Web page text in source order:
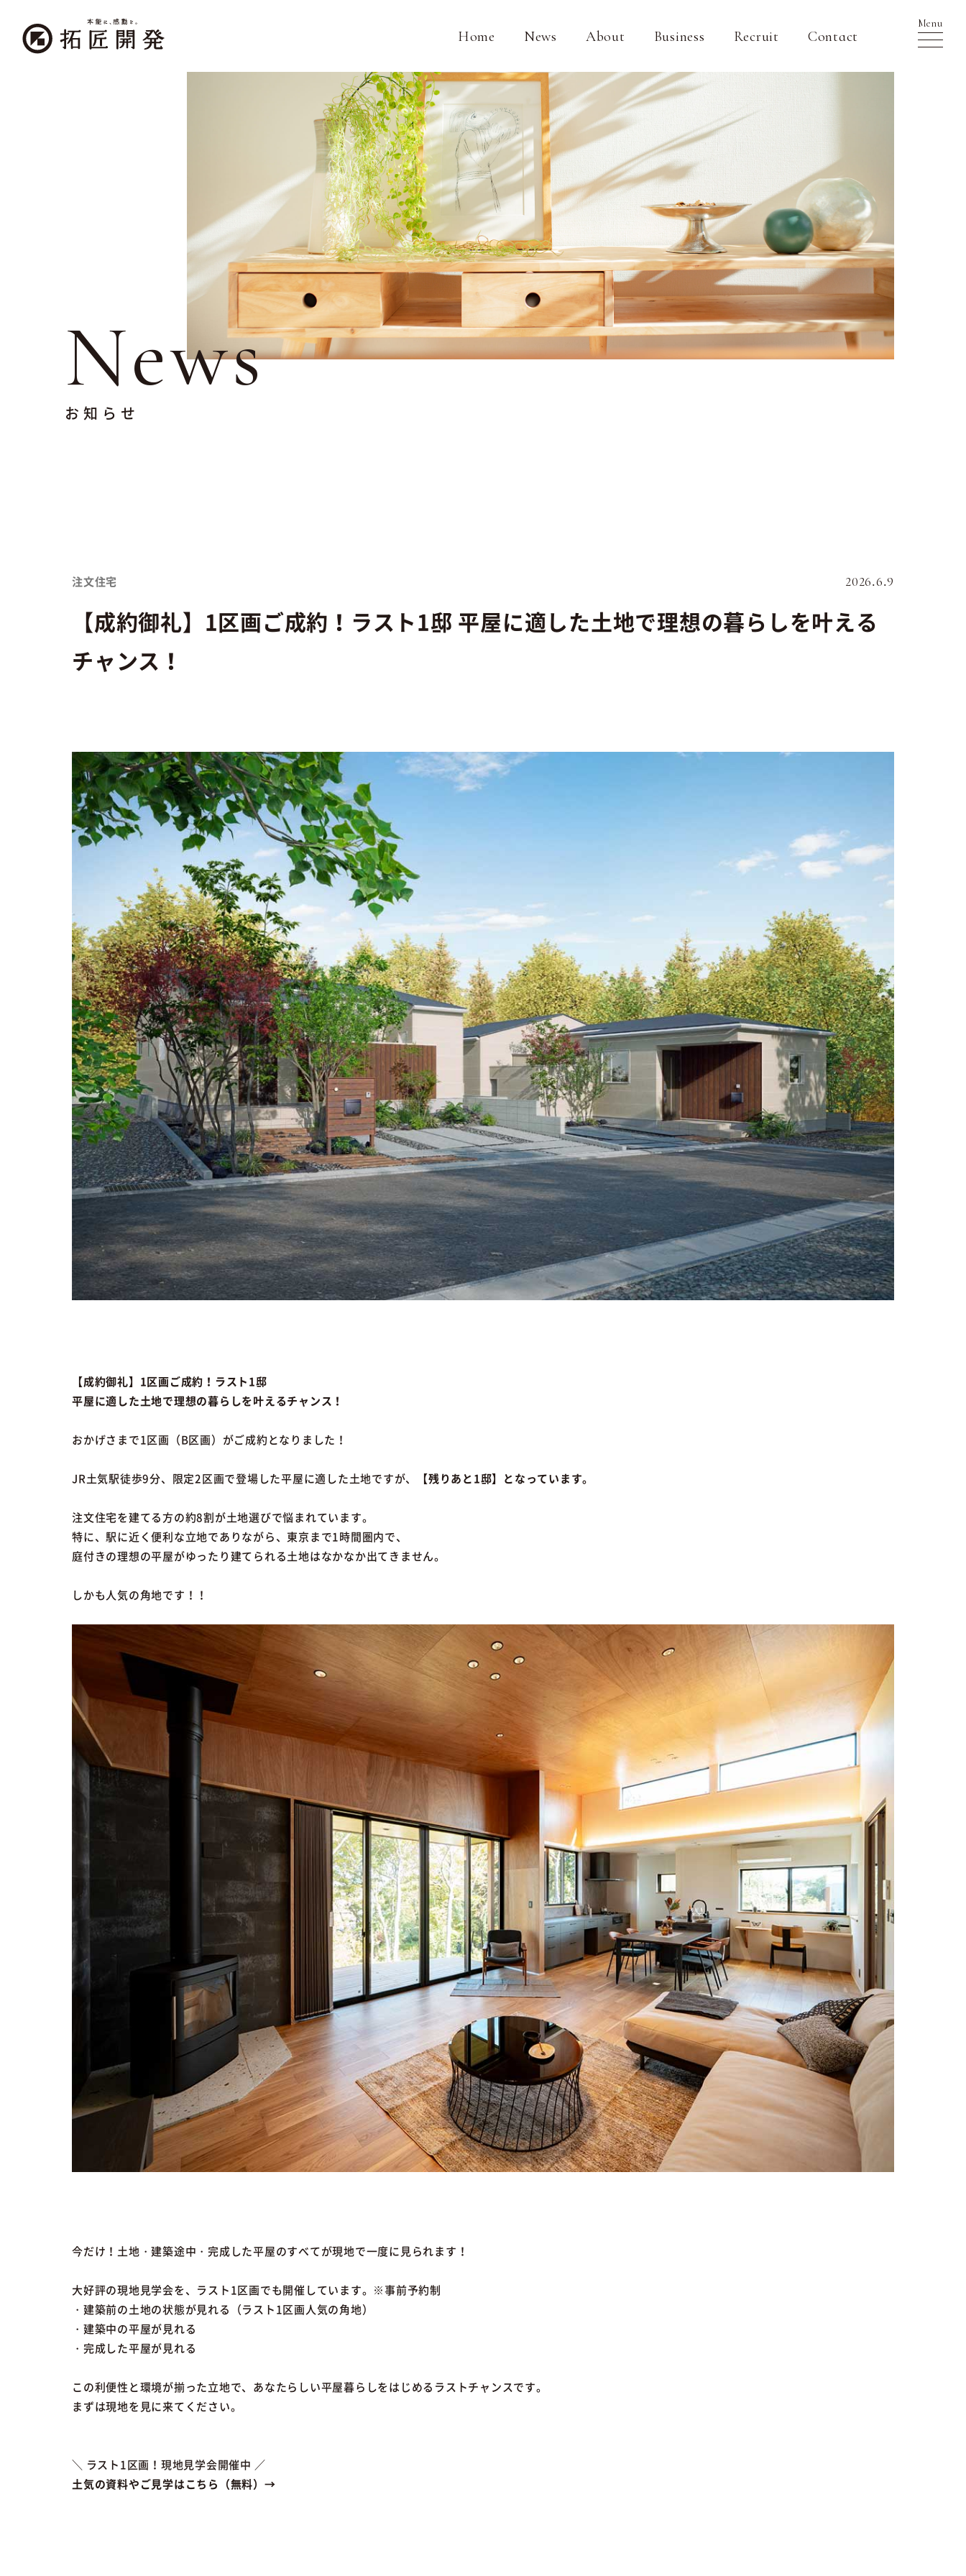
Home News About Business Recruit Contact
Menu
News
お知らせ
注文住宅 2026.6.9
【成約御礼】1区画ご成約！ラスト1邸 平屋に適した土地で理想の暮らしを叶える
チャンス！
【成約御礼】1区画ご成約！ラスト1邸
平屋に適した土地で理想の暮らしを叶えるチャンス！
おかげさまで1区画（B区画）がご成約となりました！
JR土気駅徒歩9分、限定2区画で登場した平屋に適した土地ですが、 【残りあと1邸】となっています。
注文住宅を建てる方の約8割が土地選びで悩まれています。
特に、駅に近く便利な立地でありながら、東京まで1時間圏内で、
庭付きの理想の平屋がゆったり建てられる土地はなかなか出てきません。
しかも人気の角地です！！
今だけ！土地・建築途中・完成した平屋のすべてが現地で一度に見られます！
大好評の現地見学会を、ラスト1区画でも開催しています。※事前予約制
・建築前の土地の状態が見れる（ラスト1区画人気の角地）
・建築中の平屋が見れる
・完成した平屋が見れる
この利便性と環境が揃った立地で、あなたらしい平屋暮らしをはじめるラストチャンスです。
まずは現地を見に来てください。
＼ ラスト1区画！現地見学会開催中 ／
土気の資料やご見学はこちら（無料）→